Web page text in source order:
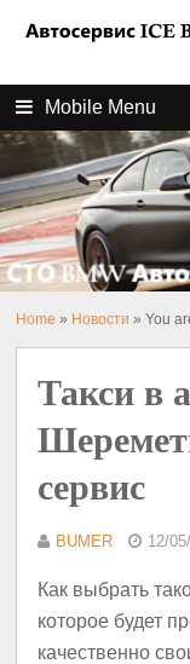
Mobile Menu
Home » Новости » You
Такси в
сервис
BUMER 12/
Как выбрать
которое будет
качественно